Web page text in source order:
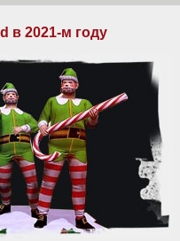
в 2021-м году